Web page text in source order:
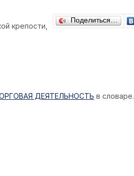
Поделиться…
крепости,
ДЕЯТЕЛЬНОСТЬ в словаре.